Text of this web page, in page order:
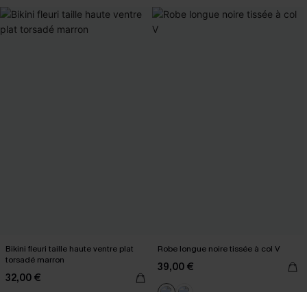
Bikini fleuri taille haute ventre plat
torsadé marron
32,00 €
Robe longue noire tissée à col V
39,00 €